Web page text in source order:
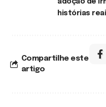
histórias
Compartilhe este
artigo